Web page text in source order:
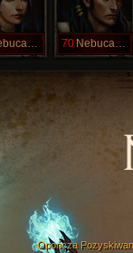
Nebucahnezah 70 Nebucahnezar
Opończa